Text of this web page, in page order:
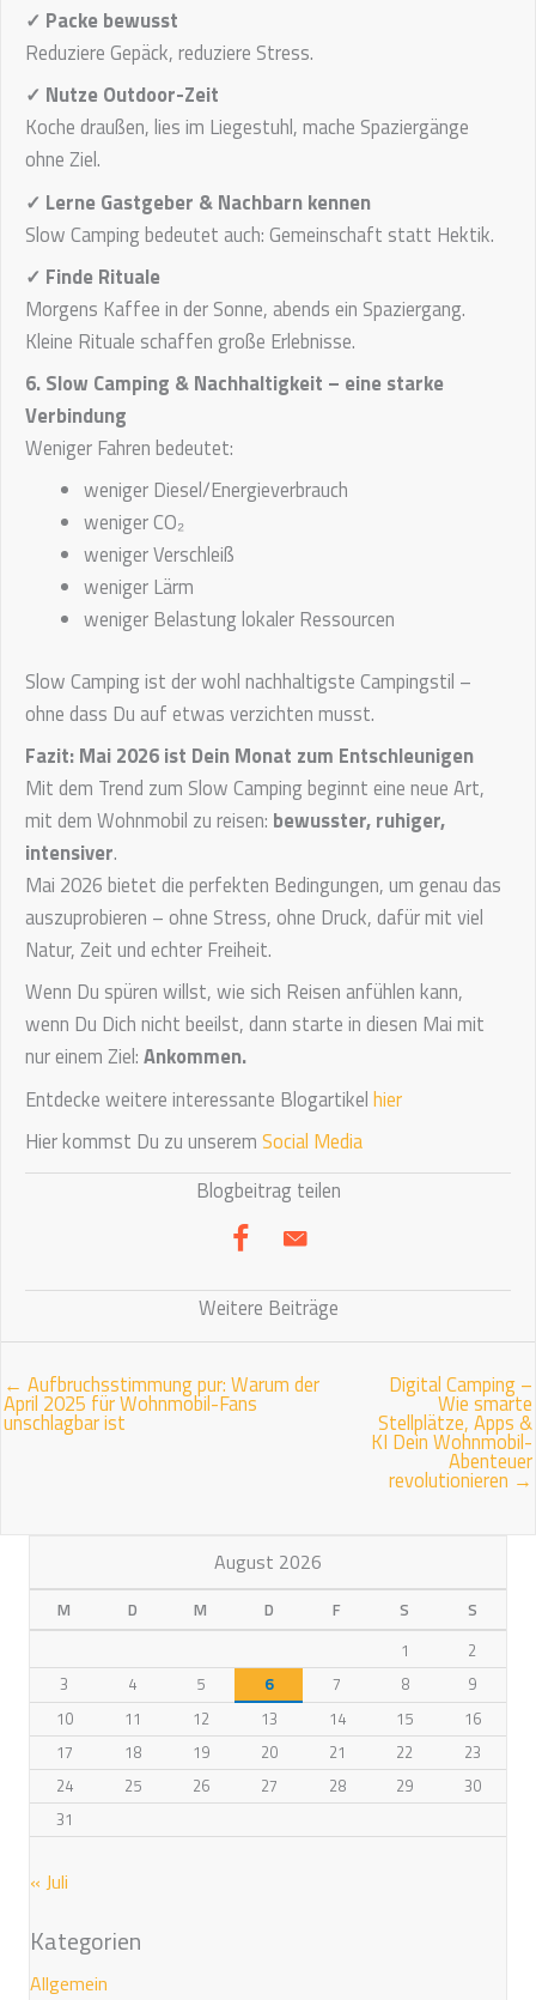
✓ Packe bewusst
Reduziere Gepäck, reduziere Stress.
✓ Nutze Outdoor-Zeit
Koche draußen, lies im Liegestuhl, mache Spaziergänge
ohne Ziel.
✓ Lerne Gastgeber & Nachbarn kennen
Slow Camping bedeutet auch: Gemeinschaft statt Hektik.
✓ Finde Rituale
Morgens Kaffee in der Sonne, abends ein Spaziergang.
Kleine Rituale schaffen große Erlebnisse.
6. Slow Camping & Nachhaltigkeit – eine starke
Verbindung
Weniger Fahren bedeutet:
weniger Diesel/Energieverbrauch
weniger CO₂
weniger Verschleiß
weniger Lärm
weniger Belastung lokaler Ressourcen
Slow Camping ist der wohl nachhaltigste Campingstil –
ohne dass Du auf etwas verzichten musst.
Fazit: Mai 2026 ist Dein Monat zum Entschleunigen
Mit dem Trend zum Slow Camping beginnt eine neue Art,
mit dem Wohnmobil zu reisen: bewusster, ruhiger,
intensiver.
Mai 2026 bietet die perfekten Bedingungen, um genau das
auszuprobieren – ohne Stress, ohne Druck, dafür mit viel
Natur, Zeit und echter Freiheit.
Wenn Du spüren willst, wie sich Reisen anfühlen kann,
wenn Du Dich nicht beeilst, dann starte in diesen Mai mit
nur einem Ziel: Ankommen.
Entdecke weitere interessante Blogartikel hier
Hier kommst Du zu unserem Social Media
Blogbeitrag teilen
Weitere Beiträge
← Aufbruchsstimmung pur: Warum der
April 2025 für Wohnmobil-Fans
unschlagbar ist
Digital Camping –
Wie smarte
Stellplätze, Apps &
KI Dein Wohnmobil-
Abenteuer
revolutionieren →
August 2026
M D M D F S
S
1
2
3
4 5 6 7 8
9
10
11 12 13 14 15
16
17
18 19 20 21 22
23
24
25 26 27 28 29
30
31
« Juli
Kategorien
Allgemein